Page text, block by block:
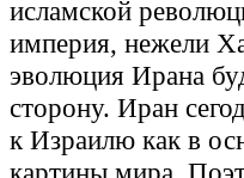
исламской
империя, нежели
эволюция Ирана
сторону. Иран
к Израилю как в